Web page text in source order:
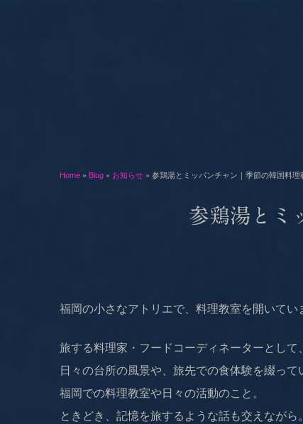
Home » Blog » お知らせ » 参鶏湯とミッパンチャン｜季節の韓国料理
参鶏湯とミ
福岡の小さなアトリエで、料理教室を開いてい
旅する料理家・フードコーディネーターとして
日々の台所の風景や、旅先での食体験を綴って
福岡での料理教室や日々の活動のこと。
ときどき、記憶を旅するような話も交えながら。